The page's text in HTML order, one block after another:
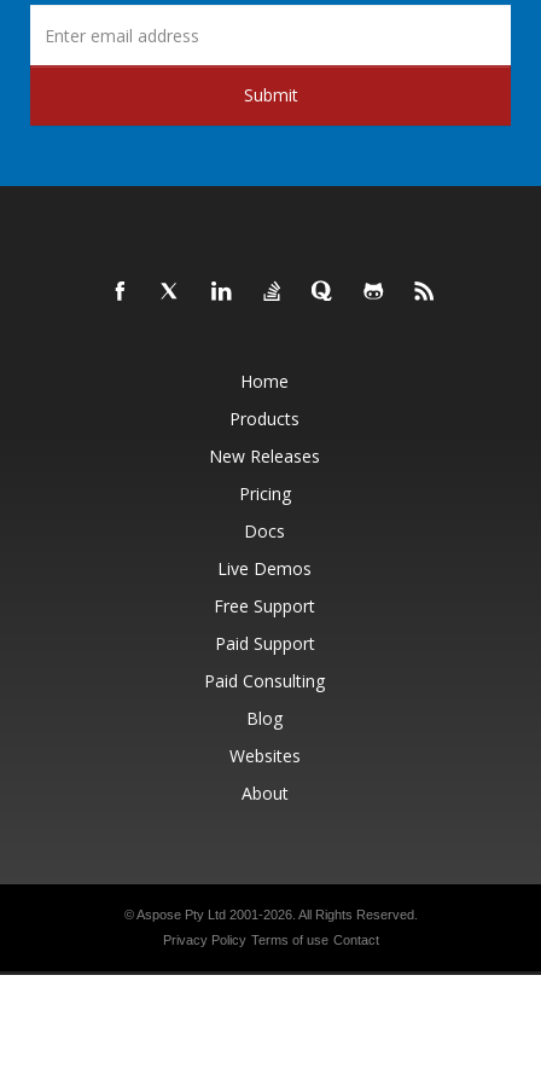
Submit
Home
Products
New Releases
Pricing
Docs
Live Demos
Free Support
Paid Support
Paid Consulting
Blog
Websites
About
© Aspose Pty Ltd 2001-2026. All Rights Reserved.
Privacy Policy Terms of use Contact